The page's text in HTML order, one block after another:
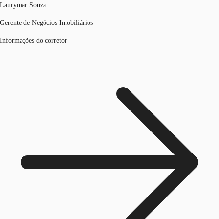
Laurymar Souza
Gerente de Negócios Imobiliários
Informações do corretor